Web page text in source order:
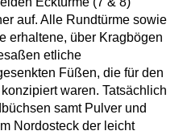
auf. Alle Rundtürme sowie
erhaltene, über Kragbögen
etliche
Füßen, die für den
waren. Tatsächlich
samt Pulver und
Nordosteck der leicht